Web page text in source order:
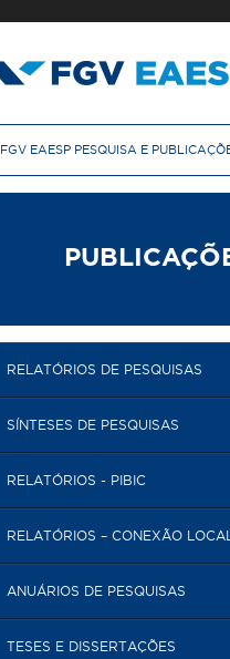
FGV EAESP PESQUISA E
RELATÓRIOS DE PESQUISAS
SÍNTESES DE PESQUISAS
RELATÓRIOS - PIBIC
RELATÓRIOS – CONEXÃO LOCAL
ANUÁRIOS DE PESQUISAS
TESES E DISSERTAÇÕES